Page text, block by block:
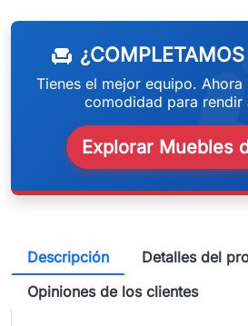
chair
Tienes el mejor equipo.
comodidad para rendir
Explorar Muebles
Descripción
Detalles del
Opiniones de los clientes